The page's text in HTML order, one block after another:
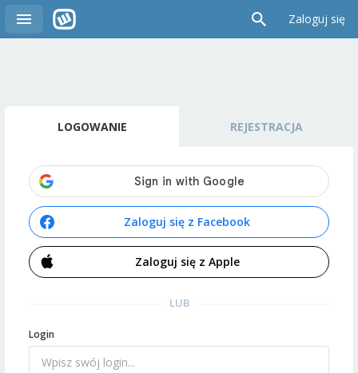
Zaloguj się
LOGOWANIE REJESTRACJA
Zaloguj się z Facebook
Zaloguj się z Apple
LUB
Login